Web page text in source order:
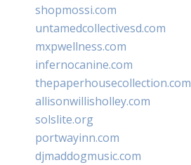
shopmossi.com
untamedcollectivesd.com
mxpwellness.com
infernocanine.com
thepaperhousecollection.com
allisonwillisholley.com
solslite.org
portwayinn.com
djmaddogmusic.com